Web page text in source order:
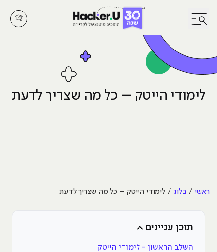
לחץ לפתיחת/סגירת תפריט
לימודי הייטק – כל מה שצריך לדעת
ראשי בלוג לימודי הייטק – כל מה שצריך לדעת
תוכן עניינים
השלב הראשון - לימודי הייטק